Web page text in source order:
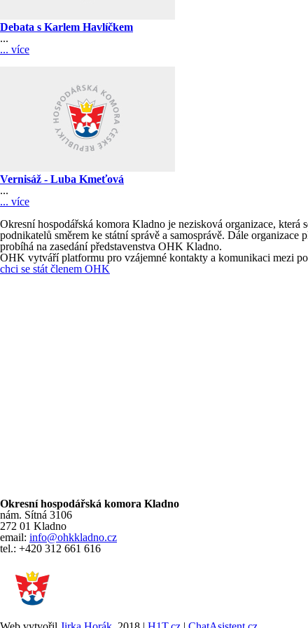
Debata s Karlem Havlíčkem
...
... více
Vernisáž - Luba Kmeťová
...
... více
Okresní hospodářská komora Kladno je nezisková organizace,
podnikatelů směrem ke státní správě a samosprávě. Dále
probíhá na zasedání představenstva OHK Kladno.
OHK vytváří platformu pro vzájemné kontakty a komunikaci mezi
chci se stát členem OHK
Okresní hospodářská komora Kladno
nám. Sítná 3106
272 01 Kladno
email: info@ohkkladno.cz
tel.: +420 312 661 616